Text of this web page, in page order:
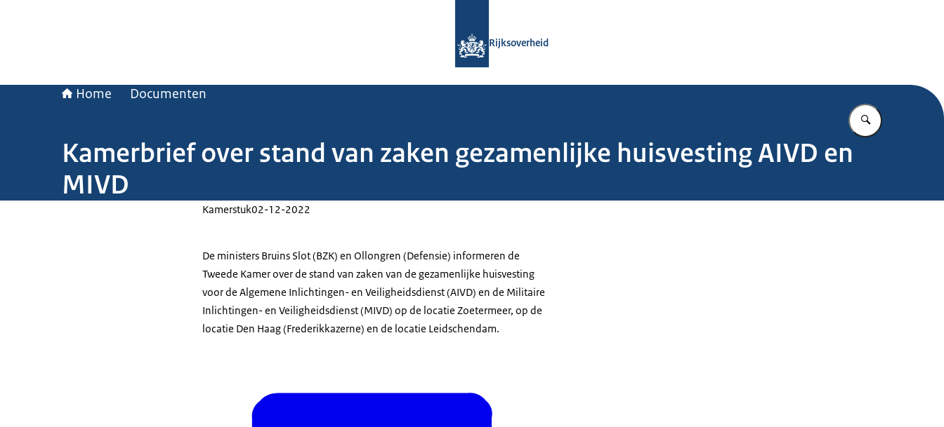
Rijksoverheid
Home Documenten
Vul in wat u
Kamerbrief over stand van zaken gezamenlijke huisvesting AIVD en
MIVD
Kamerstuk02-12-2022
De ministers Bruins Slot (BZK) en Ollongren (Defensie) informeren de
Tweede Kamer over de stand van zaken van de gezamenlijke huisvesting
voor de Algemene Inlichtingen- en Veiligheidsdienst (AIVD) en de Militaire
Inlichtingen- en Veiligheidsdienst (MIVD) op de locatie Zoetermeer, op de
locatie Den Haag (Frederikkazerne) en de locatie Leidschendam.